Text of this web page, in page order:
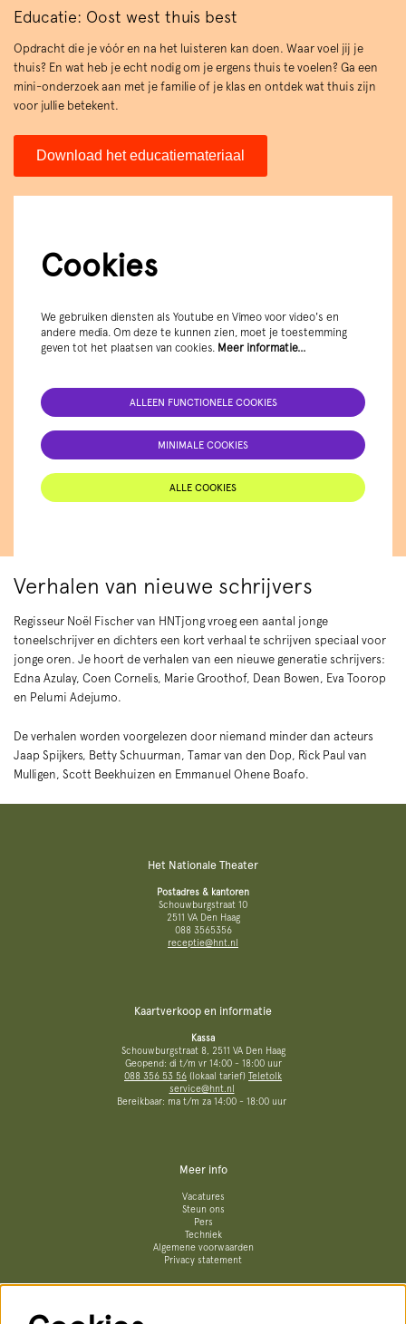
Educatie: Oost west thuis best
Opdracht die je vóór en na het luisteren kan doen. Waar voel jij je
thuis? En wat heb je echt nodig om je ergens thuis te voelen? Ga een
mini-onderzoek aan met je familie of je klas en ontdek wat thuis zijn
voor jullie betekent.
Download het educatiemateriaal
Cookies
We gebruiken diensten als Youtube en Vimeo voor video's en
andere media. Om deze te kunnen zien, moet je toestemming
geven tot het plaatsen van cookies. Meer informatie…
ALLEEN FUNCTIONELE COOKIES
MINIMALE COOKIES
ALLE COOKIES
Verhalen van nieuwe schrijvers
Regisseur Noël Fischer van HNTjong vroeg een aantal jonge
toneelschrijver en dichters een kort verhaal te schrijven speciaal voor
jonge oren. Je hoort de verhalen van een nieuwe generatie schrijvers:
Edna Azulay, Coen Cornelis, Marie Groothof, Dean Bowen, Eva Toorop
en Pelumi Adejumo.
De verhalen worden voorgelezen door niemand minder dan acteurs
Jaap Spijkers, Betty Schuurman, Tamar van den Dop, Rick Paul van
Mulligen, Scott Beekhuizen en Emmanuel Ohene Boafo.
Het Nationale Theater
Postadres & kantoren
Schouwburgstraat 10
2511 VA Den Haag
088 3565356
receptie@hnt.nl
Kaartverkoop en informatie
Kassa
Schouwburgstraat 8, 2511 VA Den Haag
Geopend: di t/m vr 14:00 - 18:00 uur
088 356 53 56 (lokaal tarief) Teletolk
service@hnt.nl
Bereikbaar: ma t/m za 14:00 - 18:00 uur
Meer info
Vacatures
Steun ons
Pers
Techniek
Algemene voorwaarden
Privacy statement